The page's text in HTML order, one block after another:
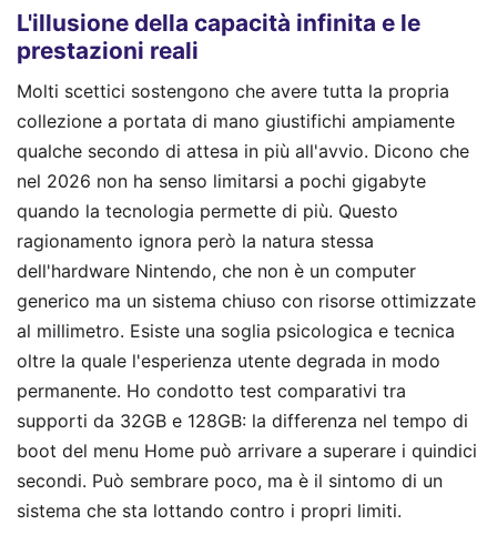
L'illusione della capacità infinita e le
prestazioni reali
Molti scettici sostengono che avere tutta la propria
collezione a portata di mano giustifichi ampiamente
qualche secondo di attesa in più all'avvio. Dicono che
nel 2026 non ha senso limitarsi a pochi gigabyte
quando la tecnologia permette di più. Questo
ragionamento ignora però la natura stessa
dell'hardware Nintendo, che non è un computer
generico ma un sistema chiuso con risorse ottimizzate
al millimetro. Esiste una soglia psicologica e tecnica
oltre la quale l'esperienza utente degrada in modo
permanente. Ho condotto test comparativi tra
supporti da 32GB e 128GB: la differenza nel tempo di
boot del menu Home può arrivare a superare i quindici
secondi. Può sembrare poco, ma è il sintomo di un
sistema che sta lottando contro i propri limiti.